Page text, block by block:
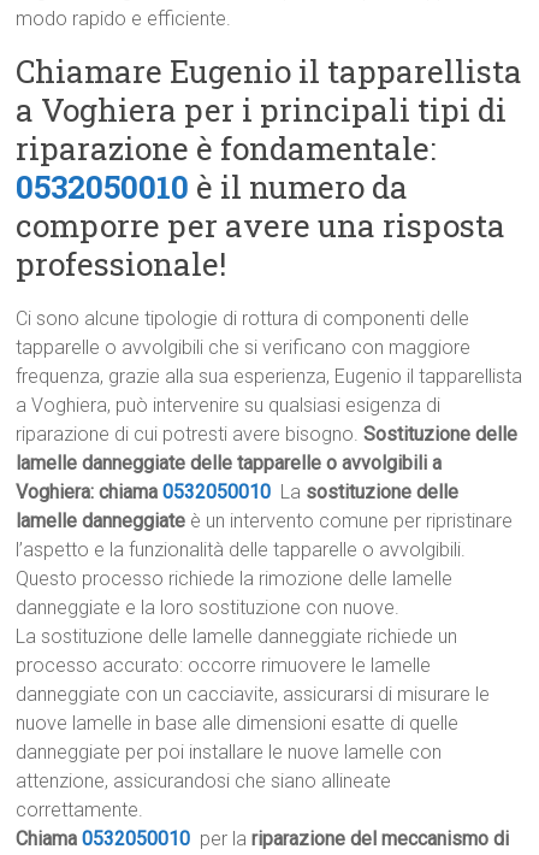
modo rapido e efficiente.
Chiamare Eugenio il tapparellista
a Voghiera per i principali tipi di
riparazione è fondamentale:
0532050010 è il numero da
comporre per avere una risposta
professionale!
Ci sono alcune tipologie di rottura di componenti delle
tapparelle o avvolgibili che si verificano con maggiore
frequenza, grazie alla sua esperienza, Eugenio il tapparellista
a Voghiera, può intervenire su qualsiasi esigenza di
riparazione di cui potresti avere bisogno.Sostituzione delle
lamelle danneggiate delle tapparelle o avvolgibili a
Voghiera: chiama0532050010 La sostituzione delle
lamelle danneggiate è un intervento comune per ripristinare
l’aspetto e la funzionalità delle tapparelle o avvolgibili.
Questo processo richiede la rimozione delle lamelle
danneggiate e la loro sostituzione con nuove.
La sostituzione delle lamelle danneggiate richiede un
processo accurato: occorre rimuovere le lamelle
danneggiate con un cacciavite, assicurarsi di misurare le
nuove lamelle in base alle dimensioni esatte di quelle
danneggiate per poi installare le nuove lamelle con
attenzione, assicurandosi che siano allineate
correttamente.
Chiama0532050010 per lariparazione del meccanismo di